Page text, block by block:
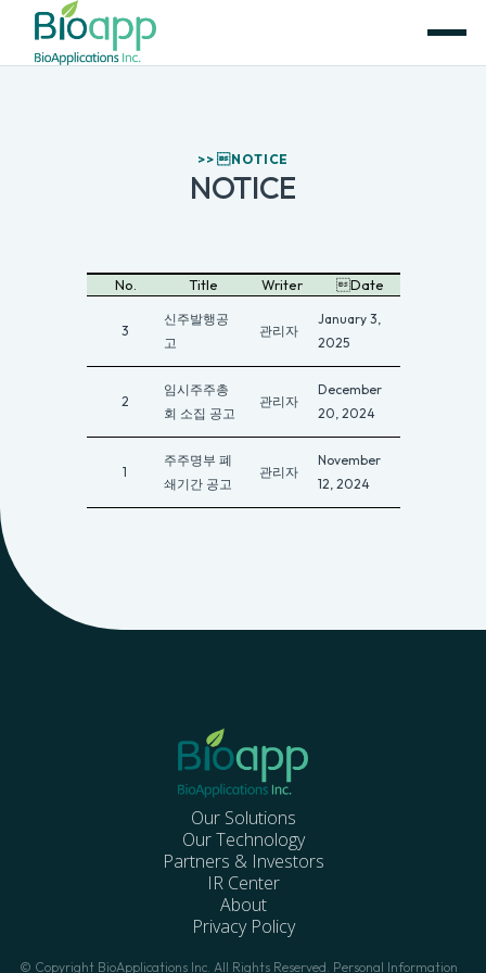
>> NOTICE
NOTICE
No. Title Writer Date
3
신주발행공
고
관리자
January 3,
2025
2
임시주주총
회 소집 공고
관리자
December
20, 2024
1
주주명부 폐
쇄기간 공고
관리자
November
12, 2024
Our Solutions
Our Technology
Partners & Investors
IR Center
About
Privacy Policy
© Copyright BioApplications Inc. All Rights Reserved. Personal Information